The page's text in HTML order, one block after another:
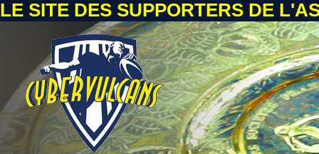
LE SITE DES SUPPORTERS DE